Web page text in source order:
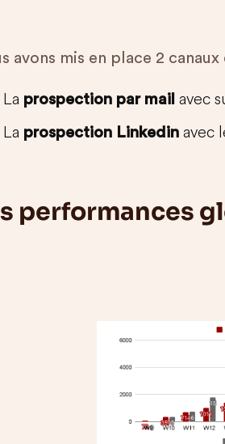
avons mis en place 2 canaux
La prospection par mail avec
La prospection Linkedin avec
performances